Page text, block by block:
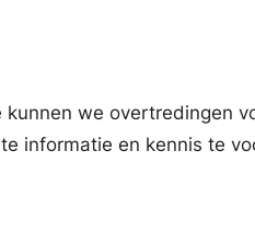
we overtredingen
informatie en kennis te